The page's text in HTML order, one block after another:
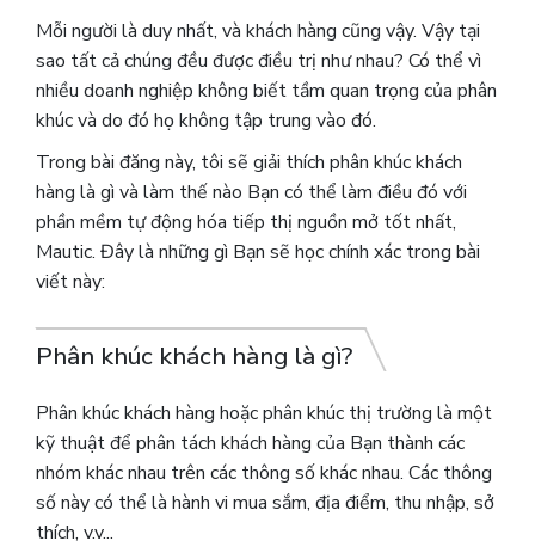
Mỗi người là duy nhất, và khách hàng cũng vậy. Vậy tại
sao tất cả chúng đều được điều trị như nhau? Có thể vì
nhiều doanh nghiệp không biết tầm quan trọng của phân
khúc và do đó họ không tập trung vào đó.
Trong bài đăng này, tôi sẽ giải thích phân khúc khách
hàng là gì và làm thế nào Bạn có thể làm điều đó với
phần mềm tự động hóa tiếp thị nguồn mở tốt nhất,
Mautic. Đây là những gì Bạn sẽ học chính xác trong bài
viết này:
Phân khúc khách hàng là gì?
Phân khúc khách hàng hoặc phân khúc thị trường là một
kỹ thuật để phân tách khách hàng của Bạn thành các
nhóm khác nhau trên các thông số khác nhau. Các thông
số này có thể là hành vi mua sắm, địa điểm, thu nhập, sở
thích, v.v...